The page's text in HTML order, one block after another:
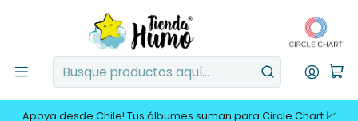
Apoya desde Chile! Tus álbumes suman para Circle Chart 📈